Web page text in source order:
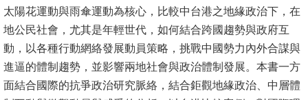
化
高
教
深
耕
太陽花運動與雨傘運動為核心，比較中台港之地緣政治下，在
地公民社會，尤其是年輕世代，如何結合跨國趨勢與政府互
動，以各種行動網絡發展動員策略，挑戰中國勢力內外合謀與
進逼的體制趨勢，並影響兩地社會與政治體制發展。本書一方
面結合國際的抗爭政治研究脈絡，結合鉅觀地緣政治、中層體